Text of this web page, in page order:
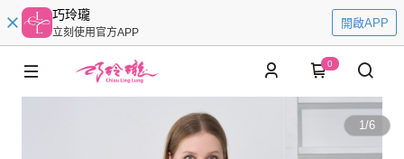
巧玲瓏
立刻使用官方APP
開啟APP
0
1/6